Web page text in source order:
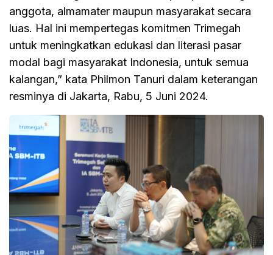
anggota, almamater maupun masyarakat secara
luas. Hal ini mempertegas komitmen Trimegah
untuk meningkatkan edukasi dan literasi pasar
modal bagi masyarakat Indonesia, untuk semua
kalangan,” kata Philmon Tanuri dalam keterangan
resminya di Jakarta, Rabu, 5 Juni 2024.